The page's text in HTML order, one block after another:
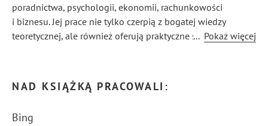
poradnictwa, psychologii, ekonomii, rachunkowości
i biznesu. Jej prace nie tylko czerpią z bogatej wiedzy
teoretycznej, ale również oferują praktyczne spojrzenie
... Pokaż więcej
NAD KSIĄŻKĄ PRACOWALI:
Bing